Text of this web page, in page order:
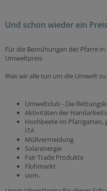
Und schon wieder ein
Für die Bemühungen der Pfarre
Umweltpreis
Was wir alle tun um die Umwelt
Umweltclub - Die
Aktivitäten der
Hochbeete im
ITA
Müllvermeidung
Solarenergie
Fair Trade Produkte
Flohmarkt
uvm.